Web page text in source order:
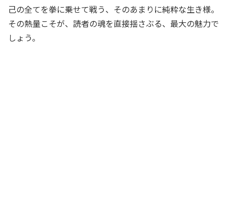
己の全てを拳に乗せて戦う、そのあまりに純粋な生き様。
その熱量こそが、読者の魂を直接揺さぶる、最大の魅力で
しょう。